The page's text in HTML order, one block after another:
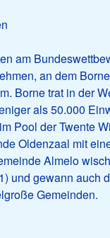
am
an dem
Borne trat in der
als 50.000
Pool der Twente
Oldenzaal mit
Almelo
und gewann auch
Gemeinden.